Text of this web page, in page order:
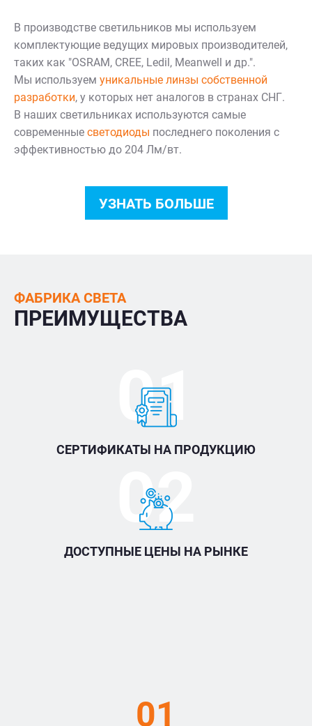
В производстве светильников мы используем
комплектующие ведущих мировых производителей,
таких как "OSRAM, CREE, Ledil, Meanwell и др.".
Мы используем уникальные линзы собственной
разработки, у которых нет аналогов в странах СНГ.
В наших светильниках используются самые
современные светодиоды последнего поколения с
эффективностью до 204 Лм/вт.
УЗНАТЬ БОЛЬШЕ
ФАБРИКА СВЕТА
ПРЕИМУЩЕСТВА
01
СЕРТИФИКАТЫ НА ПРОДУКЦИЮ
02
ДОСТУПНЫЕ ЦЕНЫ НА РЫНКЕ
01